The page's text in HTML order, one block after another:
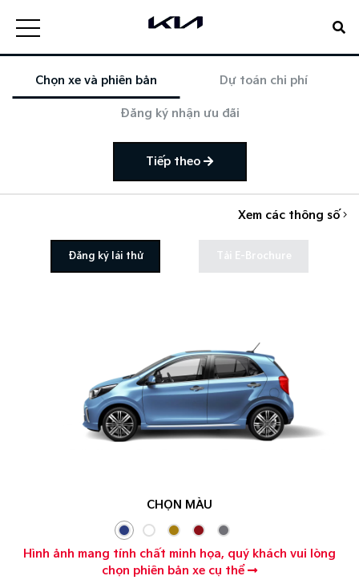
Chọn xe và phiên bản Dự toán chi phí
Đăng ký nhận ưu đãi
Tiếp theo
Xem các thông số
Đăng ký lái thử Tải E-Brochure
CHỌN MÀU
Hình ảnh mang tính chất minh họa, quý khách vui lòng
chọn phiên bản xe cụ thể